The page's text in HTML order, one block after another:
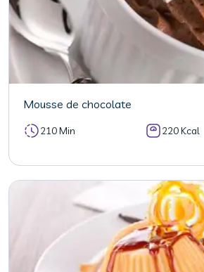
Mousse de chocolate
210 Min 220 Kcal